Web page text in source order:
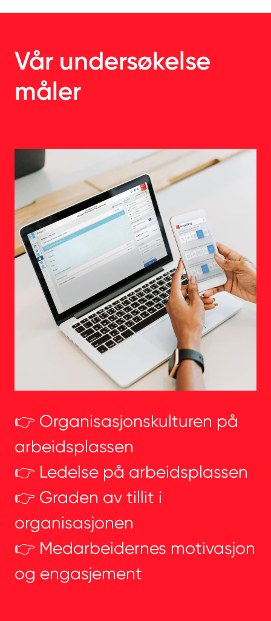
Vår undersøkelse
måler
👉 Organisasjonskulturen på
arbeidsplassen
👉 Ledelse på arbeidsplassen
👉 Graden av tillit i
organisasjonen
👉 Medarbeidernes motivasjon
og engasjement